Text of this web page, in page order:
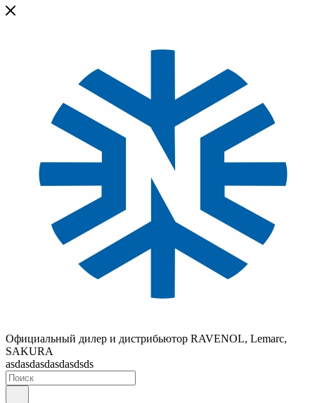
Официальный дилер и дистрибьютор RAVENOL, Lemarc,
SAKURA
asdasdasdasdasdsds